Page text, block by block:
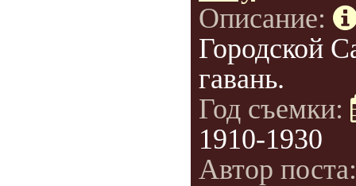
Описание:
Городской
гавань.
Год съемки:
1910-1930
Автор